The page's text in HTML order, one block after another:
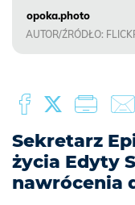
opoka.photo
AUTOR/ŹRÓDŁO:
Sekretarz
życia Edyty
nawrócenia